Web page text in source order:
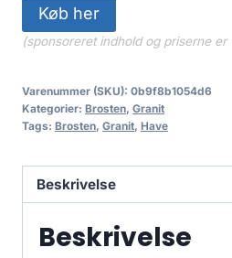
Køb her
(sponsoreret indhold og priserne er
Varenummer (SKU): 0b9f8b1054d6
Kategorier: Brosten, Granit
Tags: Brosten, Granit, Have
Beskrivelse
Beskrivelse